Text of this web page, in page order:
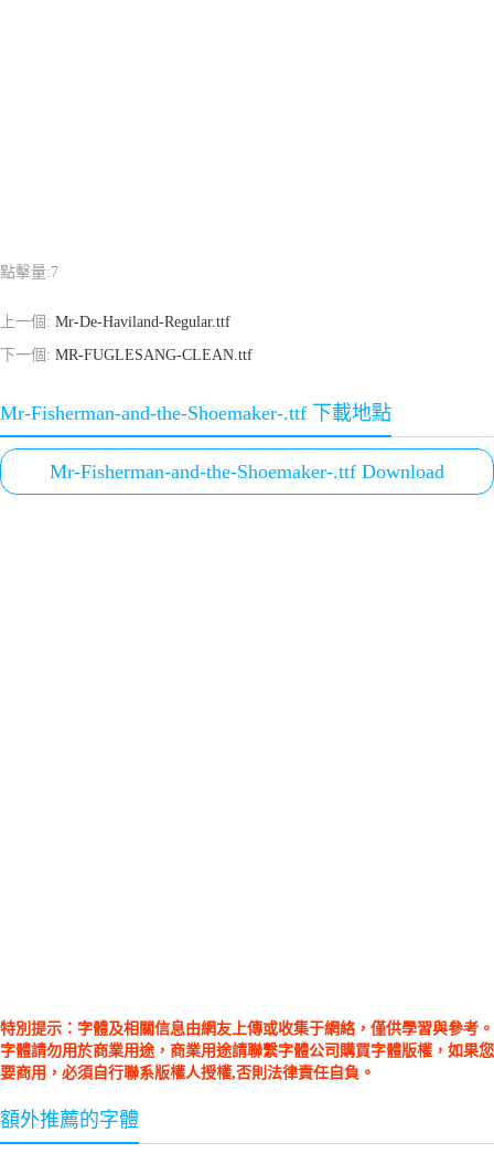
點擊量:7
上一個: Mr-De-Haviland-Regular.ttf
下一個: MR-FUGLESANG-CLEAN.ttf
Mr-Fisherman-and-the-Shoemaker-.ttf 下載地點
Mr-Fisherman-and-the-Shoemaker-.ttf Download
特別提示：字體及相關信息由網友上傳或收集于網絡，僅供學習與參考。
字體請勿用於商業用途，商業用途請聯繫字體公司購買字體版權，如果您
要商用，必須自行聯系版權人授權,否則法律責任自負。
額外推薦的字體